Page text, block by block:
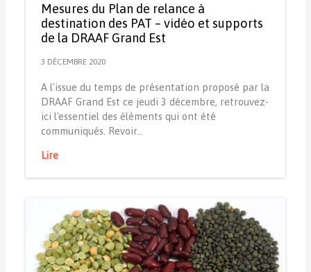
Mesures du Plan de relance à
destination des PAT – vidéo et supports
de la DRAAF Grand Est
3 DÉCEMBRE 2020
A l'issue du temps de présentation proposé par la
DRAAF Grand Est ce jeudi 3 décembre, retrouvez-
ici l'essentiel des éléments qui ont été
communiqués. Revoir…
Lire